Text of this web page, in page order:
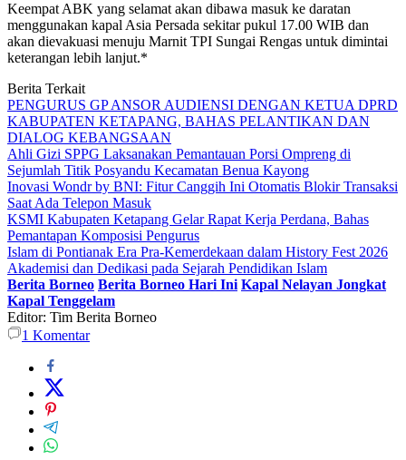
Keempat ABK yang selamat akan dibawa masuk ke daratan
menggunakan kapal Asia Persada sekitar pukul 17.00 WIB dan
akan dievakuasi menuju Marnit TPI Sungai Rengas untuk dimintai
keterangan lebih lanjut.*
Berita Terkait
PENGURUS GP ANSOR AUDIENSI DENGAN KETUA DPRD
KABUPATEN KETAPANG, BAHAS PELANTIKAN DAN
DIALOG KEBANGSAAN
Ahli Gizi SPPG Laksanakan Pemantauan Porsi Ompreng di
Sejumlah Titik Posyandu Kecamatan Benua Kayong
Inovasi Wondr by BNI: Fitur Canggih Ini Otomatis Blokir Transaksi
Saat Ada Telepon Masuk
KSMI Kabupaten Ketapang Gelar Rapat Kerja Perdana, Bahas
Pemantapan Komposisi Pengurus
Islam di Pontianak Era Pra-Kemerdekaan dalam History Fest 2026
Akademisi dan Dedikasi pada Sejarah Pendidikan Islam
Berita Borneo Berita Borneo Hari Ini Kapal Nelayan Jongkat
Kapal Tenggelam
Editor: Tim Berita Borneo
1 Komentar